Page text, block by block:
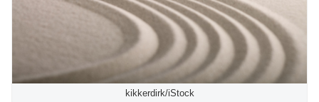
kikkerdirk/iStock